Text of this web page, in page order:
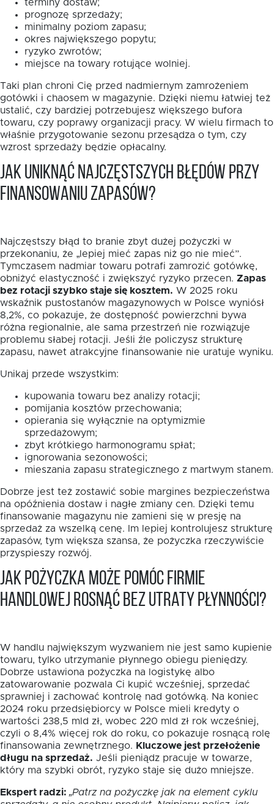
terminy dostaw;
prognozę sprzedaży;
minimalny poziom zapasu;
okres największego popytu;
ryzyko zwrotów;
miejsce na towary rotujące wolniej.
Taki plan chroni Cię przed nadmiernym zamrożeniem
gotówki i chaosem w magazynie. Dzięki niemu łatwiej też
ustalić, czy bardziej potrzebujesz większego bufora
towaru, czy poprawy organizacji pracy. W wielu firmach to
właśnie przygotowanie sezonu przesądza o tym, czy
wzrost sprzedaży będzie opłacalny.
Jak uniknąć najczęstszych błędów przy
finansowaniu zapasów?
Najczęstszy błąd to branie zbyt dużej pożyczki w
przekonaniu, że „lepiej mieć zapas niż go nie mieć”.
Tymczasem nadmiar towaru potrafi zamrozić gotówkę,
obniżyć elastyczność i zwiększyć ryzyko przecen. Zapas
bez rotacji szybko staje się kosztem. W 2025 roku
wskaźnik pustostanów magazynowych w Polsce wyniósł
8,2%, co pokazuje, że dostępność powierzchni bywa
różna regionalnie, ale sama przestrzeń nie rozwiązuje
problemu słabej rotacji. Jeśli źle policzysz strukturę
zapasu, nawet atrakcyjne finansowanie nie uratuje wyniku.
Unikaj przede wszystkim:
kupowania towaru bez analizy rotacji;
pomijania kosztów przechowania;
opierania się wyłącznie na optymizmie
sprzedażowym;
zbyt krótkiego harmonogramu spłat;
ignorowania sezonowości;
mieszania zapasu strategicznego z martwym stanem.
Dobrze jest też zostawić sobie margines bezpieczeństwa
na opóźnienia dostaw i nagłe zmiany cen. Dzięki temu
finansowanie magazynu nie zamieni się w presję na
sprzedaż za wszelką cenę. Im lepiej kontrolujesz strukturę
zapasów, tym większa szansa, że pożyczka rzeczywiście
przyspieszy rozwój.
Jak pożyczka może pomóc firmie
handlowej rosnąć bez utraty płynności?
W handlu największym wyzwaniem nie jest samo kupienie
towaru, tylko utrzymanie płynnego obiegu pieniędzy.
Dobrze ustawiona pożyczka na logistykę albo
zatowarowanie pozwala Ci kupić wcześniej, sprzedać
sprawniej i zachować kontrolę nad gotówką. Na koniec
2024 roku przedsiębiorcy w Polsce mieli kredyty o
wartości 238,5 mld zł, wobec 220 mld zł rok wcześniej,
czyli o 8,4% więcej rok do roku, co pokazuje rosnącą rolę
finansowania zewnętrznego. Kluczowe jest przełożenie
długu na sprzedaż. Jeśli pieniądz pracuje w towarze,
który ma szybki obrót, ryzyko staje się dużo mniejsze.
Ekspert radzi: „Patrz na pożyczkę jak na element cyklu